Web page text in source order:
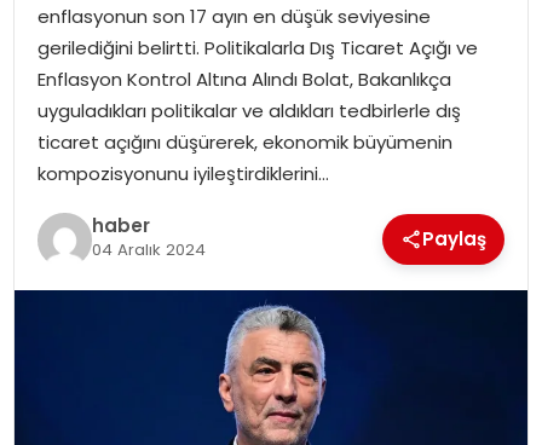
EĞITIM
OTOMOBIL
TEKNOLOJI
EKONOMI
enflasyonun son 17 ayın en düşük seviyesine
gerilediğini belirtti. Politikalarla Dış Ticaret Açığı ve
Enflasyon Kontrol Altına Alındı Bolat, Bakanlıkça
uyguladıkları politikalar ve aldıkları tedbirlerle dış
ticaret açığını düşürerek, ekonomik büyümenin
kompozisyonunu iyileştirdiklerini…
haber
04 Aralık 2024 Paylaş